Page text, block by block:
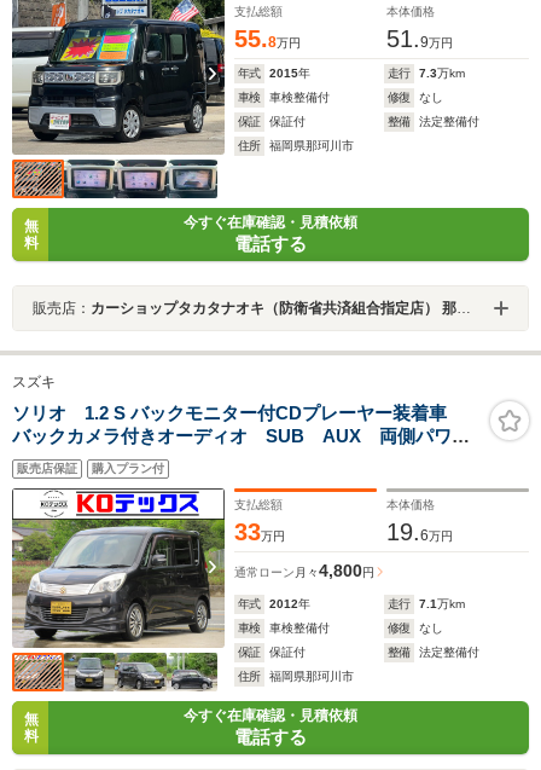
支払総額
55.8万円
本体価格
51.9万円
年式 2015年 走行 7.3万km
車検
車検整備付 修復
なし
保証
保証付 整備
法定整備付
住所
福岡県那珂川市
無
料
今すぐ在庫確認・見積依頼
電話する
販売店： カーショップタカタナオキ（防衛省共済組合指定店） 那珂川店
スズキ
ソリオ 1.2 S バックモニター付CDプレーヤー装着車
バックカメラ付きオーディオ SUB AUX 両側パワー
スライドドア リアスポ シートカバー 革巻きステア
リングスイッチ フロントフォグ プライバシーガラ
ス タイミングチェーン
販売店保証 購入プラン付
支払総額
33万円
本体価格
19.6万円
通常ローン 月々4,800円
年式 2012年 走行 7.1万km
車検
車検整備付 修復
なし
保証
保証付 整備
法定整備付
住所
福岡県那珂川市
無
料
今すぐ在庫確認・見積依頼
電話する